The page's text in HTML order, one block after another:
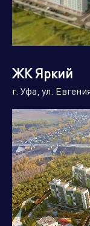
ЖК Яркий
г. Уфа, ул.